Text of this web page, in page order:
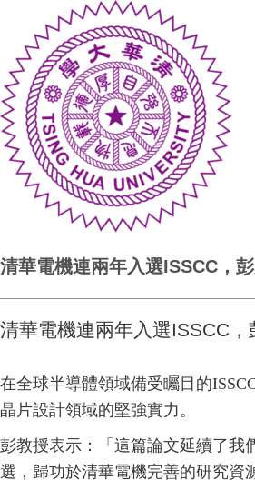
清華電機連兩年入選ISSCC，
清華電機連兩年入選ISSCC
在全球半導體領域備受矚目的
晶片設計領域的堅強實力。
彭教授表示：「這篇論文延續了我
選，歸功於清華電機完善的研究資